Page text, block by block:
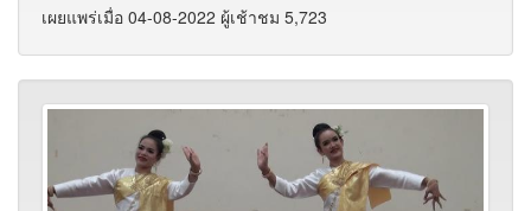
เผยแพร่เมื่อ 04-08-2022 ผู้เช้าชม 5,723